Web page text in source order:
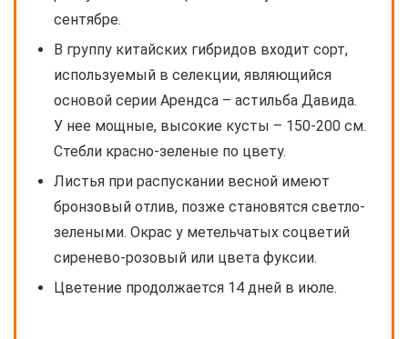
сентябре.
В группу китайских гибридов входит сорт,
используемый в селекции, являющийся
основой серии Арендса – астильба Давида.
У нее мощные, высокие кусты – 150-200 см.
Стебли красно-зеленые по цвету.
Листья при распускании весной имеют
бронзовый отлив, позже становятся светло-
зелеными. Окрас у метельчатых соцветий
сиренево-розовый или цвета фуксии.
Цветение продолжается 14 дней в июле.